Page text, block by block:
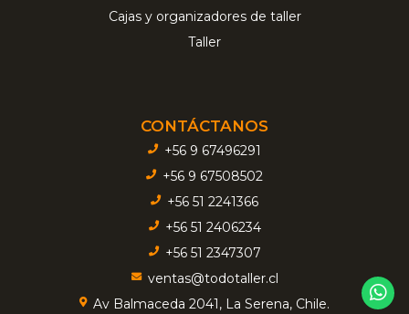
Cajas y organizadores de taller
Taller
CONTÁCTANOS
+56 9 67496291
+56 9 67508502
+56 51 2241366
+56 51 2406234
+56 51 2347307
ventas@todotaller.cl
Av Balmaceda 2041, La Serena, Chile.